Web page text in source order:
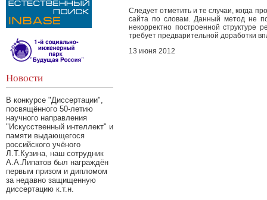
Новости
В конкурсе "Диссертации",
посвящённого 50-летию
научного направления
"Искусственный интеллект" и
памяти выдающегося
российского учёного
Л.Т.Кузина, наш сотрудник
А.А.Липатов был награждён
первым призом и дипломом
за недавно защищенную
диссертацию к.т.н.
Следует отметить и те случаи, когда
сайта по словам. Данный метод не
некорректно построенной структуре
требует предварительной доработки
13 июня 2012